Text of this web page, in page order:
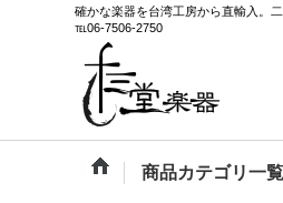
確かな楽器を台湾工房から直輸入。
℡06-7506-2750
商品カテゴリ一覧